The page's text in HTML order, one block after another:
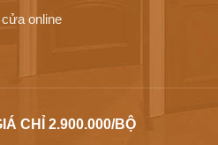
online
CHỈ 2.900.000/BỘ